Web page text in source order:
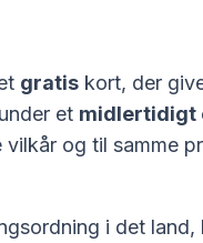
gratiskort, der
et midlertidigt
og til samme
i det land,